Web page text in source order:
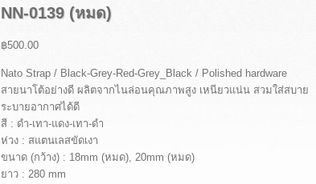
NN-0139 (หมด)
฿500.00
Nato Strap / Black-Grey-Red-Grey_Black / Polished hardware
สายนาโต้อย่างดี ผลิตจากไนล่อนคุณภาพสูง เหนียวแน่น สวมใส่สบาย
ระบายอากาศได้ดี
สี : ดำ-เทา-แดง-เทา-ดำ
ห่วง : สแตนเลสขัดเงา
ขนาด (กว้าง) : 18mm (หมด), 20mm (หมด)
ยาว : 280 mm